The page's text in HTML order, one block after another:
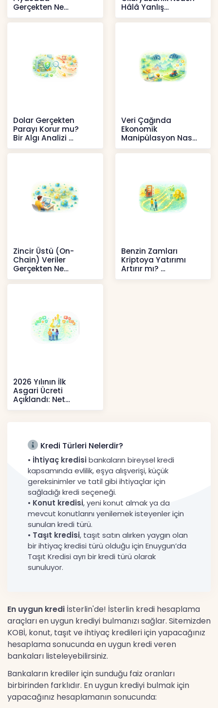
Gerçekten Ne
Anlatır?
Kripto
Hâlâ Yanlış
Anlaşılıyor?
İçerikler
Dolar Gerçekten
Parayı Korur mu?
Bir Algı Analizi
İçerikler
Veri Çağında
Ekonomik
Manipülasyon Nasıl
Şekil Değiştirdi?
İçerikler
Zincir Üstü (On-
Chain) Veriler
Gerçekten Ne
Anlatır?
Kripto
Benzin Zamları
Kriptoya Yatırımı
Artırır mı?
Kripto
2026 Yılının İlk
Asgari Ücreti
Açıklandı: Net
52.738 TL, Ek Destek
Kredi Türleri Nelerdir?
• İhtiyaç kredisibankaların bireysel kredi
kapsamında evlilik, eşya alışverişi, küçük
gereksinimler ve tatil gibi ihtiyaçlar için
sağladığı kredi seçeneği.
• Konut kredisi, yeni konut almak ya da
mevcut konutlarını yenilemek isteyenler için
sunulan kredi türü.
• Taşıt kredisi, taşıt satın alırken yaygın olan
bir ihtiyaç kredisi türü olduğu için Enuygun’da
Taşıt Kredisi ayrı bir kredi türü olarak
sunuluyor.
En uygun kredi İsterlin'de! İsterlin kredi hesaplama
araçları en uygun krediyi bulmanızı sağlar. Sitemizden
KOBİ, konut, taşıt ve ihtiyaç kredileri için yapacağınız
hesaplama sonucunda en uygun kredi veren
bankaları listeleyebilirsiniz.
Bankaların krediler için sunduğu faiz oranları
birbirinden farklıdır. En uygun krediyi bulmak için
yapacağınız hesaplamanın sonucunda: